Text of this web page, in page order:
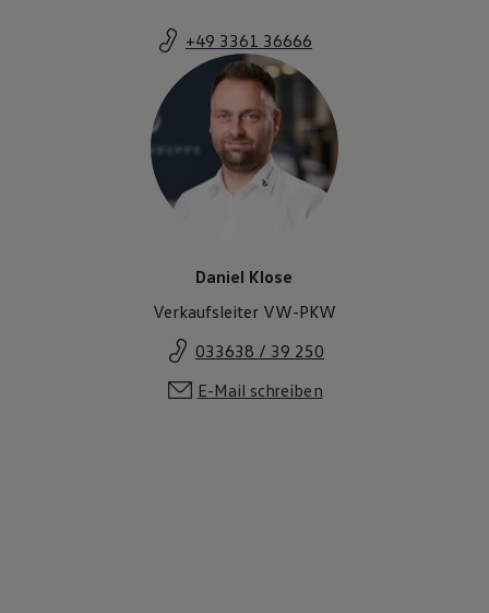
+49 3361 36666
Daniel Klose
Verkaufsleiter VW-PKW
033638 / 39 250
E-Mail schreiben